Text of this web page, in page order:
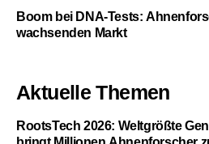
Boom bei DNA-Tests:
wachsenden Markt
Aktuelle Themen
RootsTech 2026: Weltgrößte